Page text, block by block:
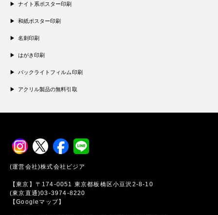
ナイト系ポスター印刷
和紙ポスター印刷
名刺印刷
はがき印刷
バックライトフィルム印刷
アクリル製品の無料引取
(運営会社)株式会社ビジア
【東京】〒174-0051 東京都板橋区小豆沢2-8-10
(東京直通)03-3974-8220
【Googleマップ】